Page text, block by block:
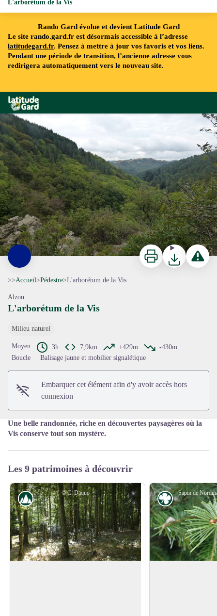
Rando Gard évolue et devient Latitude Gard
Le site rando.gard.fr est désormais accessible à l’adresse
latitudegard.fr. Pensez à mettre à jour vos favoris et vos liens.
Pendant une période de transition, l’ancienne adresse vous
redirigera automatiquement vers le nouveau site.
Rando Gard
L'arborétum de la Vis
Voir l'image en plein écran
ImprimerTéléchargerSignaler
>>Accueil>Pédestre>L'arborétum de la Vis
Alzon
L'arborétum de la Vis
Milieu naturel
Moyen 3h 7,9km +429m
-430m
Boucle
Balisage jaune et mobilier signalétique
Embarquer cet élément afin d'y avoir accès hors
connexion
Une belle randonnée, riche en découvertes paysagères où la
Vis conserve tout son mystère.
Les 9 patrimoines à découvrir
© C. Daquo
Paysage Flore